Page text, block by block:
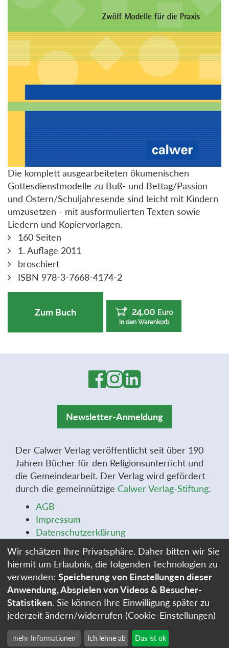
Die komplett ausgearbeiteten ökumenischen
Gottesdienstmodelle zu Buß- und Bettag/Passion
und Ostern/Schuljahresende sind leicht mit Kindern
umzusetzen - mit ausformulierten Texten sowie
Liedern und Kopiervorlagen.
160 Seiten
1. Auflage 2011
broschiert
ISBN 978-3-7668-4174-2
Zum Buch 24,00 Euro
In den Warenkorb
Newsletter-Anmeldung
Der Calwer Verlag veröffentlicht seit über 190
Jahren Bücher für den Religionsunterricht und
die Gemeindearbeit. Der Verlag wird gefördert
durch die gemeinnützige Calwer Verlag-Stiftung.
AGB
Impressum
Datenschutzerklärung
Widerrufsbelehrung
Widerrufsformular
Stellenangebote
Cookie-Einstellungen
Wir schätzen Ihre Privatsphäre. Daher bitten wir Sie
hiermit um Erlaubnis, die folgenden Technologien zu
verwenden: Speicherung von Einstellungen dieser
Anwendung, Abspielen von Videos & Besucher-
Statistiken. Sie können Ihre Einwilligung später zu
jederzeit ändern/widerrufen (Cookie-Einstellungen)
mehr Informationen Ich lehne ab Das ist ok